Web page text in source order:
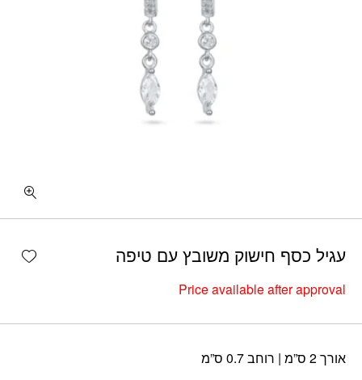
עגיל כסף חישוק משובץ עם טיפה
Price available after approval
אורך 2 ס”מ | רוחב 0.7 ס”מ